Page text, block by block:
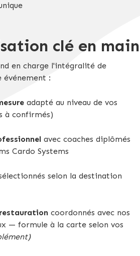
clé en main
en charge l'intégralité de
:
adapté au niveau de vos
à confirmés)
avec coaches diplômés
Cardo Systems
selon la destination
coordonnés avec nos
— formule à la carte selon vos